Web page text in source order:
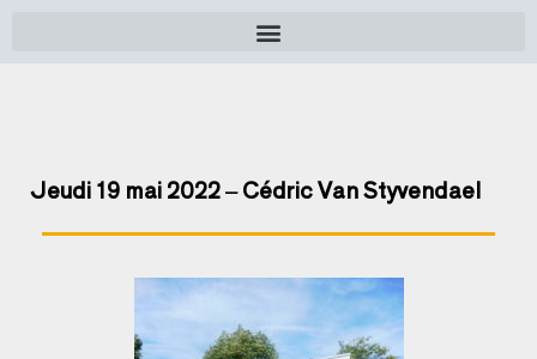
Jeudi 19 mai 2022 – Cédric Van Styvendael